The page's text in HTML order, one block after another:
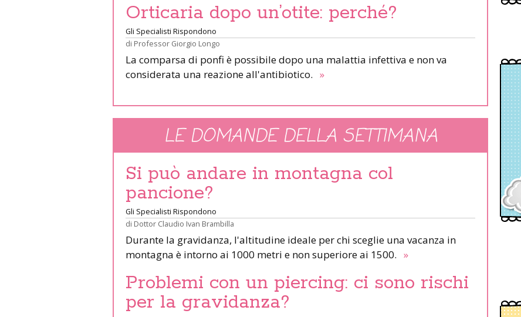
Orticaria dopo un’otite: perché?
Gli Specialisti Rispondono
di Professor Giorgio Longo
La comparsa di ponfi è possibile dopo una malattia infettiva e non va
considerata una reazione all'antibiotico. »
LE DOMANDE DELLA SETTIMANA
Si può andare in montagna col
pancione?
Gli Specialisti Rispondono
di Dottor Claudio Ivan Brambilla
Durante la gravidanza, l'altitudine ideale per chi sceglie una vacanza in
montagna è intorno ai 1000 metri e non superiore ai 1500. »
Problemi con un piercing: ci sono rischi
per la gravidanza?